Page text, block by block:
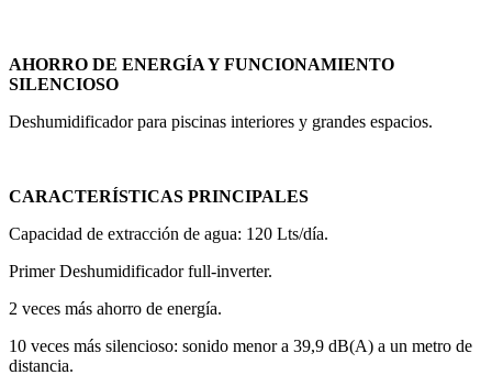
AHORRO DE ENERGÍA Y FUNCIONAMIENTO
SILENCIOSO
Deshumidificador para piscinas interiores y grandes espacios.
CARACTERÍSTICAS PRINCIPALES
Capacidad de extracción de agua: 120 Lts/día.
Primer Deshumidificador full-inverter.
2 veces más ahorro de energía.
10 veces más silencioso: sonido menor a 39,9 dB(A) a un metro de
distancia.